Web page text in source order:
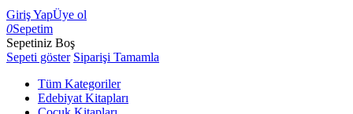
Giriş YapÜye ol
0Sepetim
Sepetiniz Boş
Sepeti göster Siparişi Tamamla
Tüm Kategoriler
Edebiyat Kitapları